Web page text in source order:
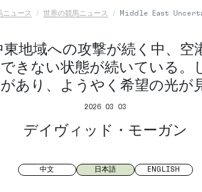
ニュース 世界の競馬ニュース Middle East
地域への攻撃が続く中、空
きない状態が続いている。
あり、ようやく希望の光が
2026 03 03
デイヴィッド・モーガン
中文 日本語 ENGLISH